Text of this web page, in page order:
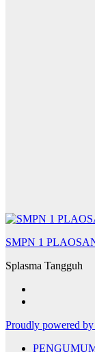
SMPN 1
Splasma Tangguh
Proudly powered by